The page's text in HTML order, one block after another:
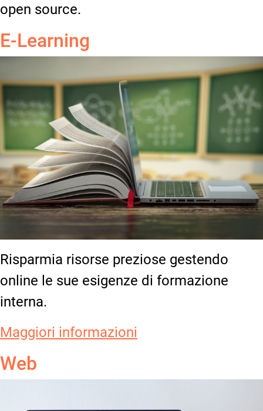
open source.
E-Learning
Risparmia risorse preziose gestendo
online le sue esigenze di formazione
interna.
Maggiori informazioni
Web